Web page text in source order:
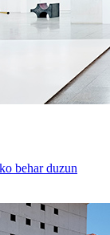
behar duzun